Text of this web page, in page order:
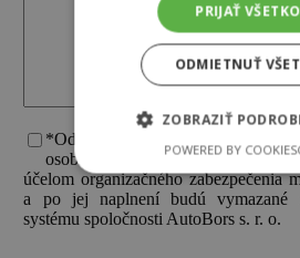
*Odoslaním formulára beriem na
osobné údaje v ňom uvedené
účelom organizačného zabezpečenia
a po jej naplnení budú vymazané
systému spoločnosti AutoBors s. r. o.
PRIJAŤ VŠETKO
ODMIETNUŤ
ZOBRAZIŤ
POWERED BY